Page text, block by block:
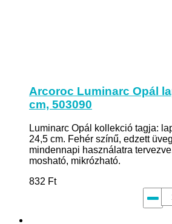
Arcoroc Luminarc Opál
cm, 503090
Luminarc Opál kollekció tagja:
24,5 cm. Fehér színű, edzett
mindennapi használatra
mosható, mikrózható.
832 Ft